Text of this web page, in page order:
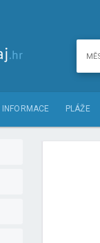
INFORMACE PLÁŽE